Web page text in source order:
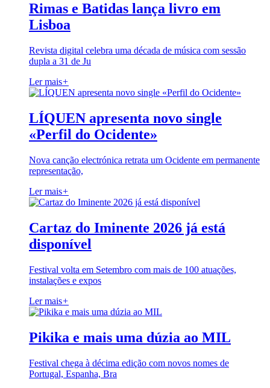
Rimas e Batidas lança livro em
Lisboa
Revista digital celebra uma década de música com sessão
dupla a 31 de Ju
Ler mais+
LÍQUEN apresenta novo single
«Perfil do Ocidente»
Nova canção electrónica retrata um Ocidente em permanente
representação,
Ler mais+
Cartaz do Iminente 2026 já está
disponível
Festival volta em Setembro com mais de 100 atuações,
instalações e expos
Ler mais+
Pikika e mais uma dúzia ao MIL
Festival chega à décima edição com novos nomes de
Portugal, Espanha, Bra